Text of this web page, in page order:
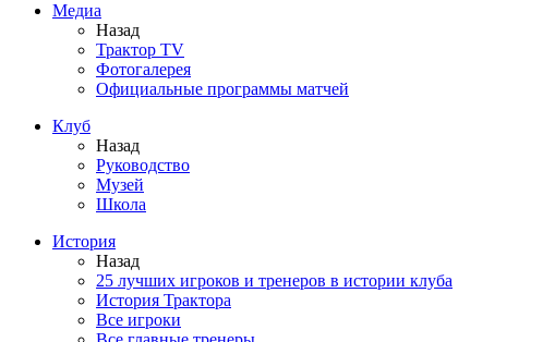
Медиа
Назад
Трактор TV
Фотогалерея
Официальные программы матчей
Клуб
Назад
Руководство
Музей
Школа
История
Назад
25 лучших игроков и тренеров в истории клуба
История Трактора
Все игроки